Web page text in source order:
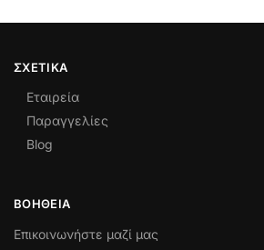
ΣΧΕΤΙΚΆ
Εταιρεία
Παραγγελίες
Blog
ΒΟΉΘΕΙΑ
Επικοινωνήστε μαζί μας